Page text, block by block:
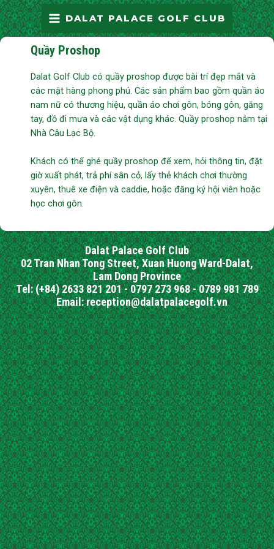
Skip
to
content
MAIN
MENU
DALAT PALACE GOLF CLUB
Quầy Proshop
Dalat Golf Club có quầy proshop được bài trí đẹp mắt và
các mặt hàng phong phú. Các sản phẩm bao gồm quần áo
nam nữ có thương hiệu, quần áo chơi gôn, bóng gôn, găng
tay, đồ đi mưa và các vật dụng khác. Quầy proshop nằm tại
Nhà Câu Lạc Bộ.
Khách có thể ghé quầy proshop để xem, hỏi thông tin, đặt
giờ xuất phát, trả phí sân cỏ, lấy thẻ khách chơi thường
xuyên, thuê xe điện và caddie, hoặc đăng ký hội viên hoặc
học chơi gôn.
Dalat Palace Golf Club
02 Tran Nhan Tong Street, Xuan Huong Ward-Dalat,
Lam Dong Province
Tel: (+84) 2633 821 201 - 0797 273 968 - 0789 981 789
Email: reception@dalatpalacegolf.vn